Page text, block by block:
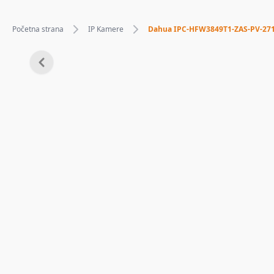
Početna strana IP Kamere Dahua IPC-HFW3849T1-ZAS-PV-